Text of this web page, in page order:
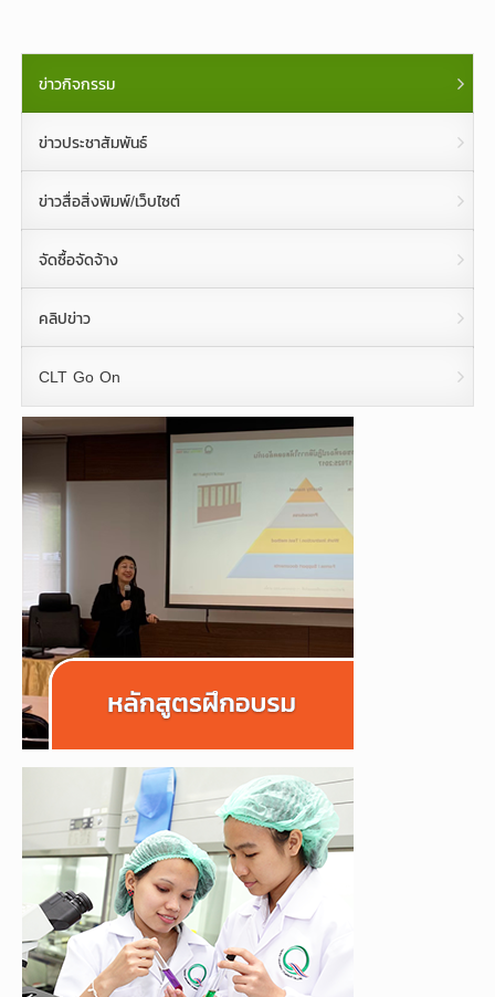
ข่าวกิจกรรม
ข่าวประชาสัมพันธ์
ข่าวสื่อสิ่งพิมพ์/เว็บไซต์
จัดซื้อจัดจ้าง
คลิปข่าว
CLT Go On